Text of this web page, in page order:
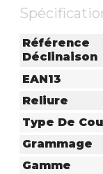
Référence
Déclinaison
EAN13
Reliure
Type De
Grammage
Gamme